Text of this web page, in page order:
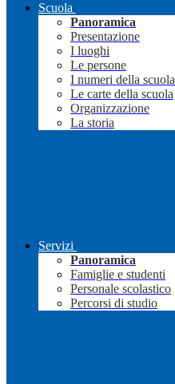
Scuola
Panoramica
Presentazione
I luoghi
Le persone
I numeri della scuola
Le carte della scuola
Organizzazione
La storia
Servizi
Panoramica
Famiglie e studenti
Personale scolastico
Percorsi di studio